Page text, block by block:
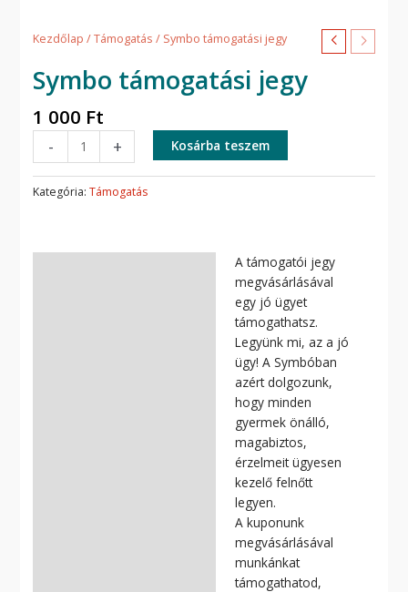
Kezdőlap /Támogatás / Symbo támogatási jegy
Symbo támogatási jegy
1 000 Ft
- + Kosárba teszem
Kategória:Támogatás
A támogatói jegy
megvásárlásával
egy jó ügyet
támogathatsz.
Legyünk mi, az a jó
ügy! A Symbóban
azért dolgozunk,
hogy minden
gyermek önálló,
magabiztos,
érzelmeit ügyesen
kezelő felnőtt
legyen.
A kuponunk
megvásárlásával
munkánkat
támogathatod,